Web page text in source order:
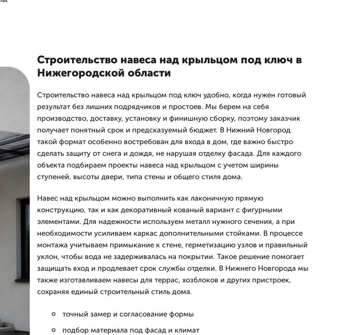
Строительство навеса над крыльцом под ключ в
Нижегородской области
Строительство навеса над крыльцом под ключ удобно, когда нужен готовый
результат без лишних подрядчиков и простоев. Мы берем на себя
производство, доставку, установку и финишную сборку, поэтому заказчик
получает понятный срок и предсказуемый бюджет. В Нижний Новгород
такой формат особенно востребован для входа в дом, где важно быстро
сделать защиту от снега и дождя, не нарушая отделку фасада. Для каждого
объекта подбираем проекты навеса над крыльцом с учетом ширины
ступеней, высоты двери, типа стены и общего стиля дома.
Навес над крыльцом можно выполнить как лаконичную прямую
конструкцию, так и как декоративный кованый вариант с фигурными
элементами. Для надежности используем металл нужного сечения, а при
необходимости усиливаем каркас дополнительными стойками. В процессе
монтажа учитываем примыкание к стене, герметизацию узлов и правильный
уклон, чтобы вода не задерживалась на покрытии. Такое решение помогает
защищать вход и продлевает срок службы отделки. В Нижнего Новгорода мы
также изготавливаем навесы для террас, хозблоков и других пристроек,
сохраняя единый строительный стиль дома.
точный замер и согласование формы
подбор материала под фасад и климат